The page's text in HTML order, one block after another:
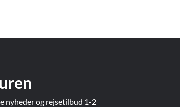
nyheder og rejsetilbud 1-2